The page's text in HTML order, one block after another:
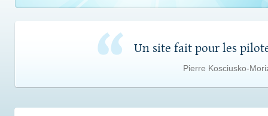
Un site fait pour les
Pierre Kosciusko-